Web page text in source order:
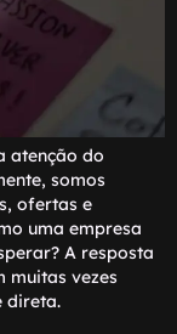
atenção do
somos
ofertas e
uma empresa
A resposta
muitas vezes
direta.